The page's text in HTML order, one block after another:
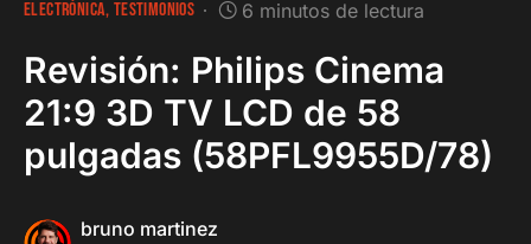
ELECTRÓNICA TESTIMONIOS 6 minutos de lectura
Revisión: Philips Cinema
21:9 3D TV LCD de 58
pulgadas (58PFL9955D/78)
bruno martinez